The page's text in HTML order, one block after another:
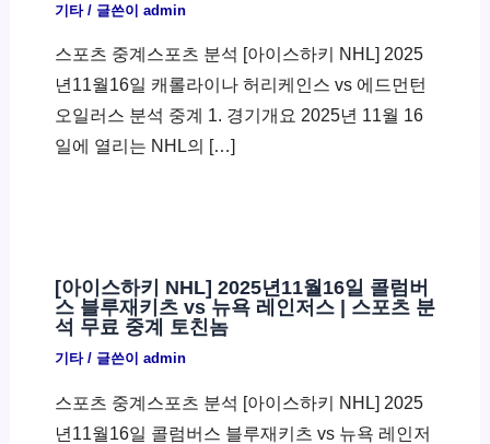
기타/ 글쓴이 admin
스포츠 중계스포츠 분석 [아이스하키 NHL] 2025
년11월16일 캐롤라이나 허리케인스 vs 에드먼턴
오일러스 분석 중계 1. 경기개요 2025년 11월 16
일에 열리는 NHL의 […]
[아이스하키 NHL] 2025년11월16일 콜럼버
스 블루재키츠 vs 뉴욕 레인저스 | 스포츠 분
석 무료 중계 토친놈
기타/ 글쓴이 admin
스포츠 중계스포츠 분석 [아이스하키 NHL] 2025
년11월16일 콜럼버스 블루재키츠 vs 뉴욕 레인저